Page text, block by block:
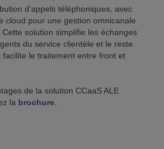
d'appels téléphoniques, avec
cloud pour une gestion omnicanale
solution simplifie les échanges
du service clientèle et le reste
le traitement entre front et
de la solution CCaaS ALE
la brochure